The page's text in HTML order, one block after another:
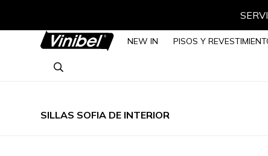
NEW IN PISOS Y
SILLAS SOFIA DE INTERIOR